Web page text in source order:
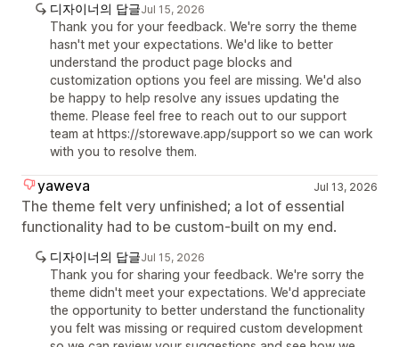
디자이너의 답글Jul 15, 2026
Thank you for your feedback. We're sorry the theme
hasn't met your expectations. We'd like to better
understand the product page blocks and
customization options you feel are missing. We'd also
be happy to help resolve any issues updating the
theme. Please feel free to reach out to our support
team at https://storewave.app/support so we can work
with you to resolve them.
yaweva Jul 13, 2026
The theme felt very unfinished; a lot of essential
functionality had to be custom-built on my end.
디자이너의 답글Jul 15, 2026
Thank you for sharing your feedback. We're sorry the
theme didn't meet your expectations. We'd appreciate
the opportunity to better understand the functionality
you felt was missing or required custom development